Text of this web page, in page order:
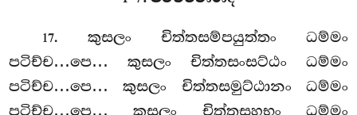
17. කුසලං චිත්තසම්පයුත්තං ධම්මං
පටිච්ච…පෙ… කුසලං චිත්තසංසට්ඨං ධම්මං
පටිච්ච…පෙ… කුසලං චිත්තසමුට්ඨානං ධම්මං
පටිච්ච…පෙ… කුසලං චිත්තසහභුං ධම්මං